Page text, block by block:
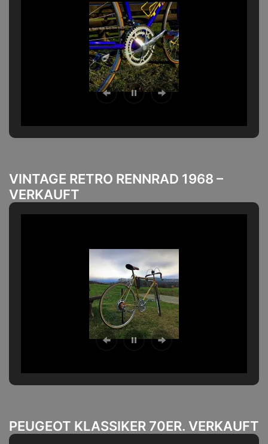
VINTAGE RETRO RENNRAD 1968 –
VERKAUFT
PEUGEOT KLASSIKER 70ER. VERKAUFT